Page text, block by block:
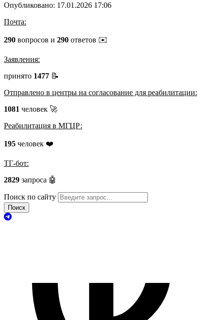
Опубликовано: 17.01.2026 17:06
Почта:
290 вопросов и 290 ответов ✉️
Заявления:
принято 1477 📝
Отправлено в центры на согласование для реабилитации:
1081 человек 🚀
Реабилитация в МГЦР:
195 человек ❤️
ТГ-бот:
2829 запроса 🤖
Поиск по сайту
Поиск